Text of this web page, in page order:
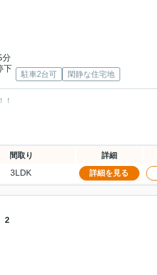
分
下
駐車2台可 閑静な住宅地
！
間取り 詳細
3LDK 詳細を見る
2